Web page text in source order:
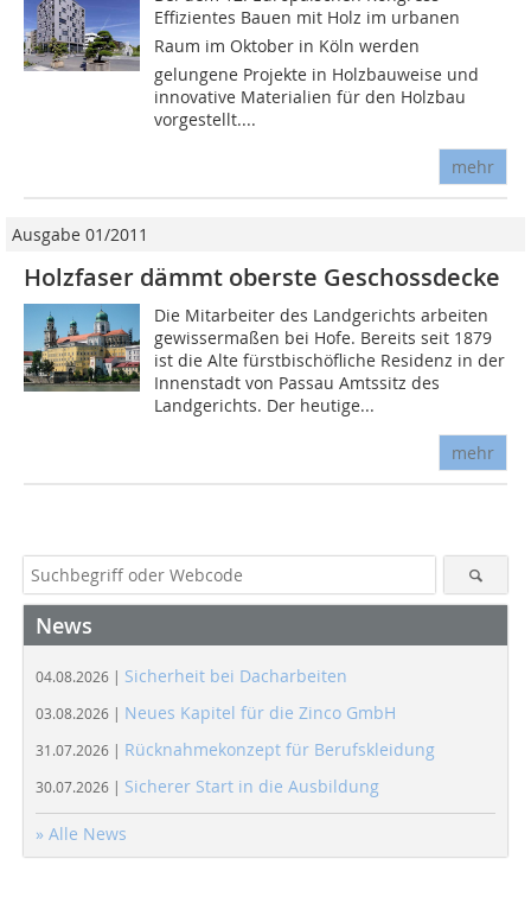
Effizientes Bauen mit Holz im urbanen
Raum im Oktober in Köln werden
gelungene Projekte in Holzbauweise und
innovative Materialien für den Holzbau
vorgestellt....
mehr
Ausgabe 01/2011
Holzfaser dämmt oberste Geschossdecke
Die Mitarbeiter des Landgerichts arbeiten
gewissermaßen bei Hofe. Bereits seit 1879
ist die Alte fürstbischöfliche Residenz in der
Innenstadt von Passau Amtssitz des
Landgerichts. Der heutige...
mehr
News
04.08.2026 | Sicherheit bei Dacharbeiten
03.08.2026 | Neues Kapitel für die Zinco GmbH
31.07.2026 | Rücknahmekonzept für Berufskleidung
30.07.2026 | Sicherer Start in die Ausbildung
» Alle News